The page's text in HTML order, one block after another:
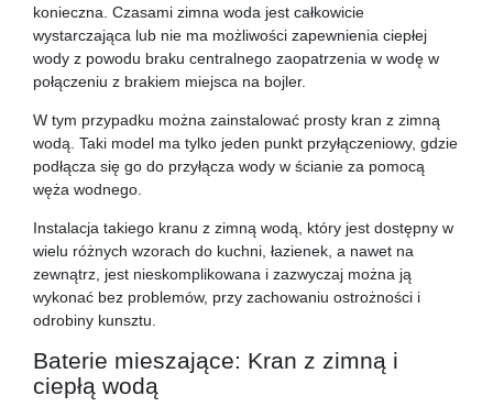
konieczna. Czasami zimna woda jest całkowicie
wystarczająca lub nie ma możliwości zapewnienia ciepłej
wody z powodu braku centralnego zaopatrzenia w wodę w
połączeniu z brakiem miejsca na bojler.
W tym przypadku można zainstalować prosty kran z zimną
wodą. Taki model ma tylko jeden punkt przyłączeniowy, gdzie
podłącza się go do przyłącza wody w ścianie za pomocą
węża wodnego.
Instalacja takiego kranu z zimną wodą, który jest dostępny w
wielu różnych wzorach do kuchni, łazienek, a nawet na
zewnątrz, jest nieskomplikowana i zazwyczaj można ją
wykonać bez problemów, przy zachowaniu ostrożności i
odrobiny kunsztu.
Baterie mieszające: Kran z zimną i
ciepłą wodą